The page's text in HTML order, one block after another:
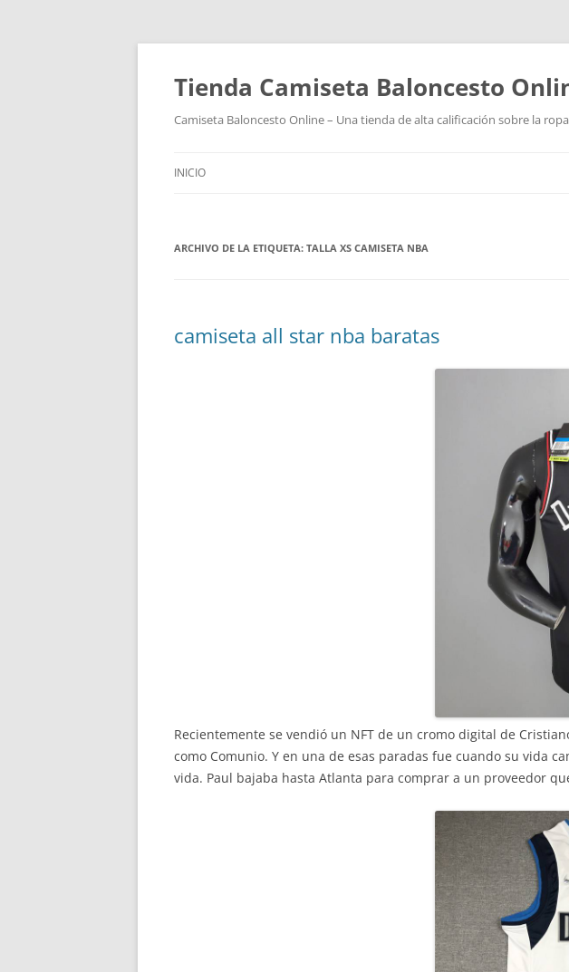
Tienda Camiseta Baloncesto
Camiseta Baloncesto Online – Una tienda de alta calificación sobre la
INICIO
ARCHIVO DE LA ETIQUETA: TALLA XS CAMISETA NBA
camiseta all star nba baratas
Recientemente se vendió un NFT de un cromo digital de
como Comunio. Y en una de esas paradas fue cuando su vida
vida. Paul bajaba hasta Atlanta para comprar a un proveedor